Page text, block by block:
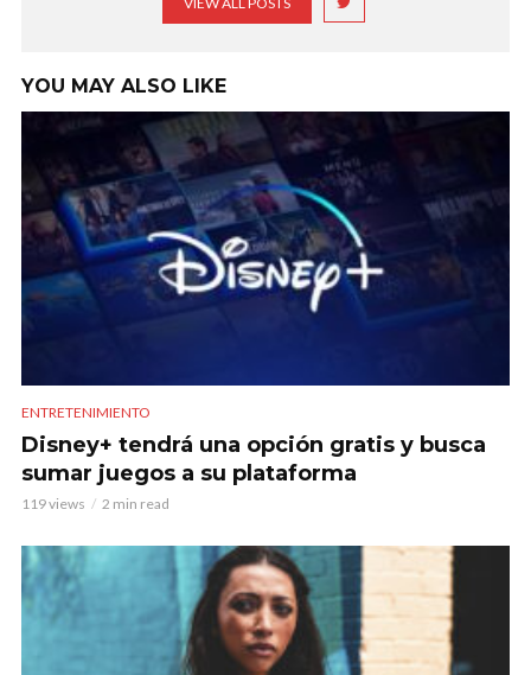
YOU MAY ALSO LIKE
ENTRETENIMIENTO
Disney+ tendrá una opción gratis y busca
sumar juegos a su plataforma
119 views 2 min read